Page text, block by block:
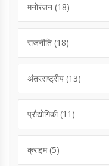
मनोरंजन (18)
राजनीति (18)
अंतरराष्ट्रीय (13)
प्रौद्योगिकी(11)
क्राइम(5)